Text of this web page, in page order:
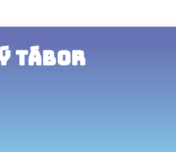
TÁBOR